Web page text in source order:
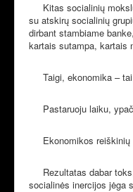
Kitas socialinių mokslų
su atskirų socialinių
dirbant stambiame
kartais sutampa, kartais
Taigi, ekonomika – tai
Pastaruoju laiku, ypač
Ekonomikos reiškinių
Rezultatas dabar toks,
socialinės inercijos jėga